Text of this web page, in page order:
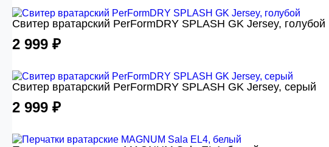
Свитер вратарский PerFormDRY SPLASH GK Jersey, голубой
2 999 ₽
Свитер вратарский PerFormDRY SPLASH GK Jersey, серый
2 999 ₽